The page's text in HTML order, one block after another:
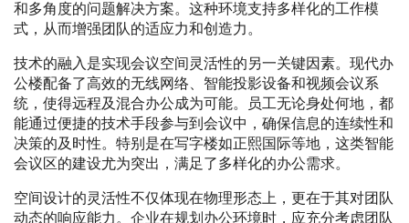
和多角度的问题解决方案。这种环境支持多样化的工作模
式，从而增强团队的适应力和创造力。
技术的融入是实现会议空间灵活性的另一关键因素。现代办
公楼配备了高效的无线网络、智能投影设备和视频会议系
统，使得远程及混合办公成为可能。员工无论身处何地，都
能通过便捷的技术手段参与到会议中，确保信息的连续性和
决策的及时性。特别是在写字楼如正熙国际等地，这类智能
会议区的建设尤为突出，满足了多样化的办公需求。
空间设计的灵活性不仅体现在物理形态上，更在于其对团队
动态的响应能力。企业在规划办公环境时，应充分考虑团队